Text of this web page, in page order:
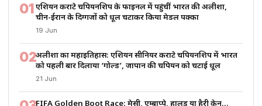
01एशियन कराटे चैंपियनशिप के फाइनल में पहुंचीं भारत की अलीशा,
चीन-ईरान के दिग्गजों को धूल चटाकर किया मेडल पक्का
19 Jun
02अलीशा का महाइतिहास: एशियन सीनियर कराटे चैंपियनशिप में भारत
को पहली बार दिलाया ‘गोल्ड’, जापान की चैंपियन को चटाई धूल
21 Jun